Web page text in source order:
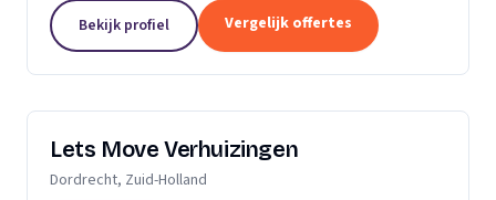
Bekijk profiel Vergelijk offertes
Lets Move Verhuizingen
Dordrecht, Zuid-Holland